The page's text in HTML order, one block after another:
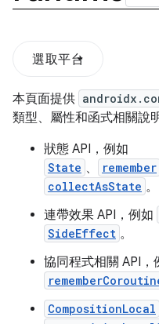
選取平台
本頁面提供
類型、屬性和函式相關說
狀態 API，例如
State 、 remember
collectAsState 。
連帶效果 API，例如
SideEffect 。
協同程式相關 API，
CompositionLocal